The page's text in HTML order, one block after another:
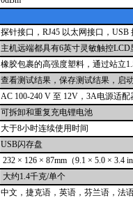
探针接口，RJ45 以太网接口，
主机远端都具有6英寸灵敏触控LCD
橡胶包裹的高强度塑料，通过站立
查看测试结果，保存测试结果，启
AC 100-240 V 至 12V，3A电源适配
可拆卸和重复充电锂电池
大于8小时连续使用时间
USB闪存盘
232 × 126 × 87mm（9.1 × 5.0 × 3.4
大约1.4千克/单个
中文，捷克语，英语，芬兰语，法